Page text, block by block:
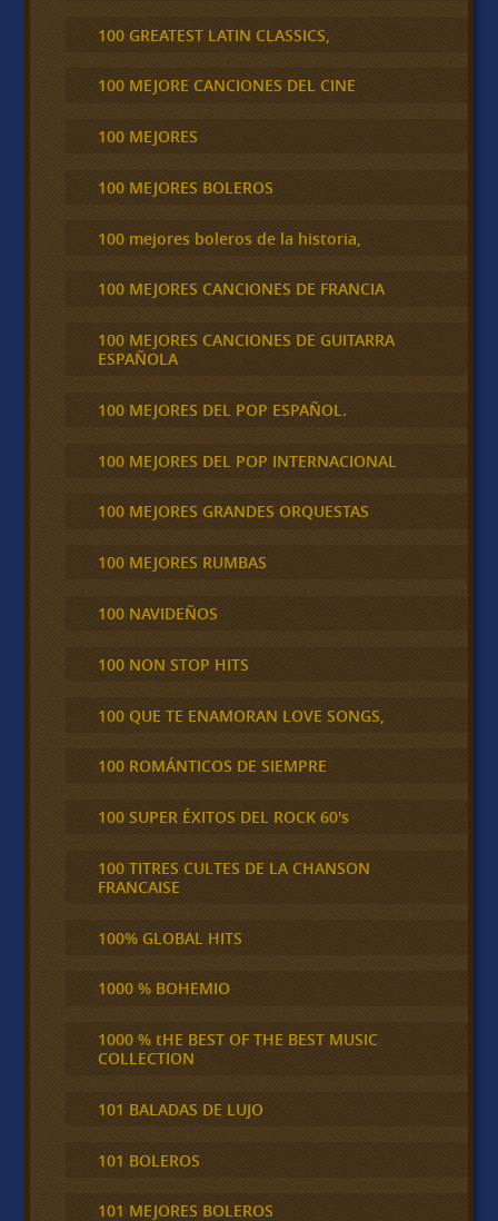
100 GREATEST LATIN CLASSICS,
100 MEJORE CANCIONES DEL CINE
100 MEJORES
100 MEJORES BOLEROS
100 mejores boleros de la historia,
100 MEJORES CANCIONES DE FRANCIA
100 MEJORES CANCIONES DE GUITARRA
ESPAÑOLA
100 MEJORES DEL POP ESPAÑOL.
100 MEJORES DEL POP INTERNACIONAL
100 MEJORES GRANDES ORQUESTAS
100 MEJORES RUMBAS
100 NAVIDEÑOS
100 NON STOP HITS
100 QUE TE ENAMORAN LOVE SONGS,
100 ROMÁNTICOS DE SIEMPRE
100 SUPER ÉXITOS DEL ROCK 60's
100 TITRES CULTES DE LA CHANSON
FRANCAISE
100% GLOBAL HITS
1000 % BOHEMIO
1000 % tHE BEST OF THE BEST MUSIC
COLLECTION
101 BALADAS DE LUJO
101 BOLEROS
101 MEJORES BOLEROS